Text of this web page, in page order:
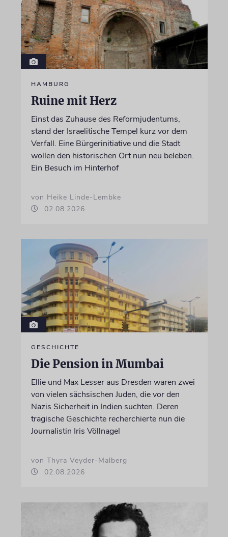
HAMBURG
Ruine mit Herz
Einst das Zuhause des Reformjudentums,
stand der Israelitische Tempel kurz vor dem
Verfall. Eine Bürgerinitiative und die Stadt
wollen den historischen Ort nun neu beleben.
Ein Besuch im Hinterhof
von Heike Linde-Lembke
02.08.2026
GESCHICHTE
Die Pension in Mumbai
Ellie und Max Lesser aus Dresden waren zwei
von vielen sächsischen Juden, die vor den
Nazis Sicherheit in Indien suchten. Deren
tragische Geschichte recherchierte nun die
Journalistin Iris Völlnagel
von Thyra Veyder-Malberg
02.08.2026